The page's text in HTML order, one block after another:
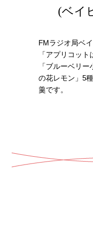
(ベイ
FMラジオ局ベ
「アプリコッ
「ブルーベリ
の花レモン」5
羹です。